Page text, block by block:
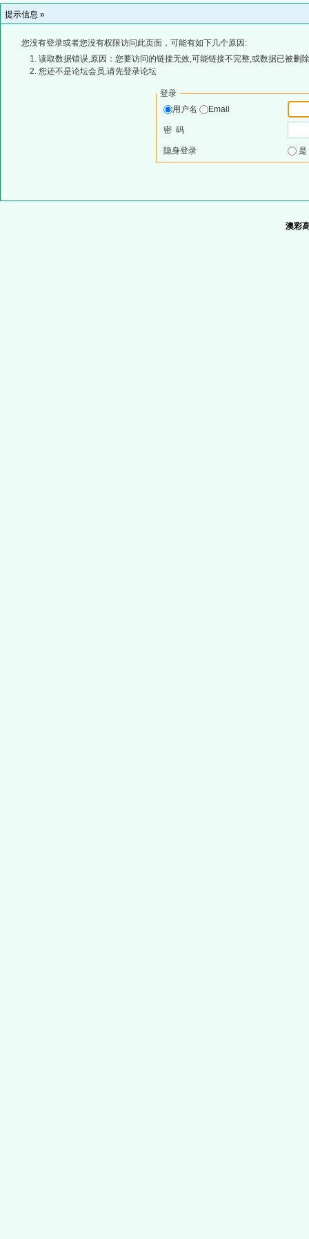
提示信息 »
您没有登录或者您没有权限访问此页面，可能有如下几个原因:
读取数据错误,原因：您要访问的链接无效,可能链接不完整,或数据已被删
您还不是论坛会员,请先登录论坛
登录
用户名
Email
密 码
隐身登录
澳彩